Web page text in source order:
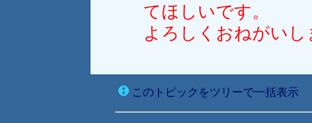
てほしいです。
よろしくおねがい
このトピックをツリーで一括表示